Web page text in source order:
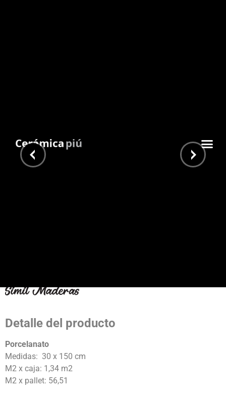
Detalle del producto
Porcelanato
Medidas: 30 x 150 cm
M2 x caja: 1,34 m2
M2 x pallet: 56,51